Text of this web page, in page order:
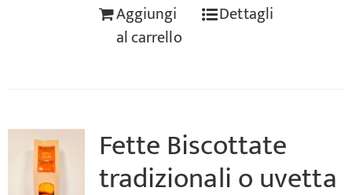
Aggiungi
al carrello
Dettagli
Fette Biscottate
tradizionali o uvetta